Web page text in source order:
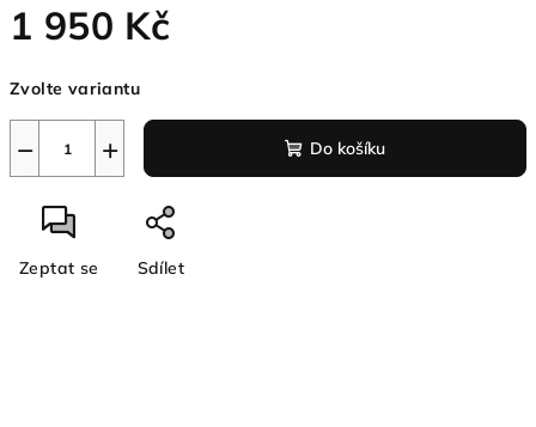
1 950 Kč
cena:
Zvolte variantu
+
− Do košíku
Zeptat se Sdílet